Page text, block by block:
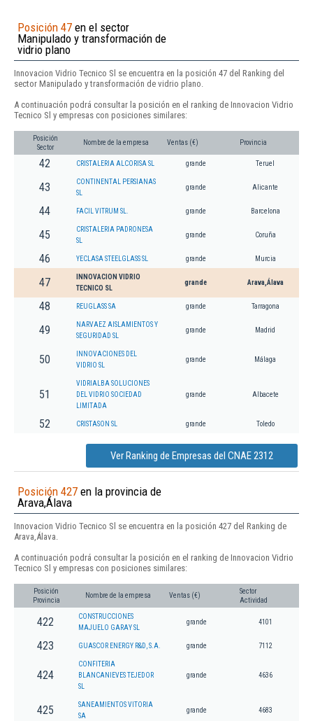
Posición 47 en el sector
Manipulado y transformación de
vidrio plano
Innovacion Vidrio Tecnico Sl se encuentra en la posición 47 del Ranking del
sector Manipulado y transformación de vidrio plano.
A continuación podrá consultar la posición en el ranking de Innovacion Vidrio
Tecnico Sl y empresas con posiciones similares:
Posición
Sector
Nombre de la empresa Ventas (€) Provincia
42 CRISTALERIA ALCORISA SL grande Teruel
43
CONTINENTAL PERSIANAS
SL
grande Alicante
44 FACIL VITRUM SL. grande Barcelona
45
CRISTALERIA PADRONESA
SL
grande Coruña
46 YECLASA STEELGLASS SL grande Murcia
47
INNOVACION VIDRIO
TECNICO SL
grande Arava,Álava
48 REUGLASS SA grande Tarragona
49
NARVAEZ AISLAMIENTOS Y
SEGURIDAD SL
grande Madrid
50
INNOVACIONES DEL
VIDRIO SL
grande Málaga
51
VIDRIALBA SOLUCIONES
DEL VIDRIO SOCIEDAD
LIMITADA
grande Albacete
52 CRISTASON SL grande Toledo
Ver Ranking de Empresas del CNAE 2312
Posición 427 en la provincia de
Arava,Álava
Innovacion Vidrio Tecnico Sl se encuentra en la posición 427 del Ranking de
Arava,Álava.
A continuación podrá consultar la posición en el ranking de Innovacion Vidrio
Tecnico Sl y empresas con posiciones similares:
Posición
Provincia
Nombre de la empresa Ventas (€)
Sector
Actividad
422
CONSTRUCCIONES
MAJUELO GARAY SL
grande 4101
423 GUASCOR ENERGY R&D, S.A. grande 7112
424
CONFITERIA
BLANCANIEVES TEJEDOR
SL
grande 4636
425
SANEAMIENTOS VITORIA
SA
grande 4683